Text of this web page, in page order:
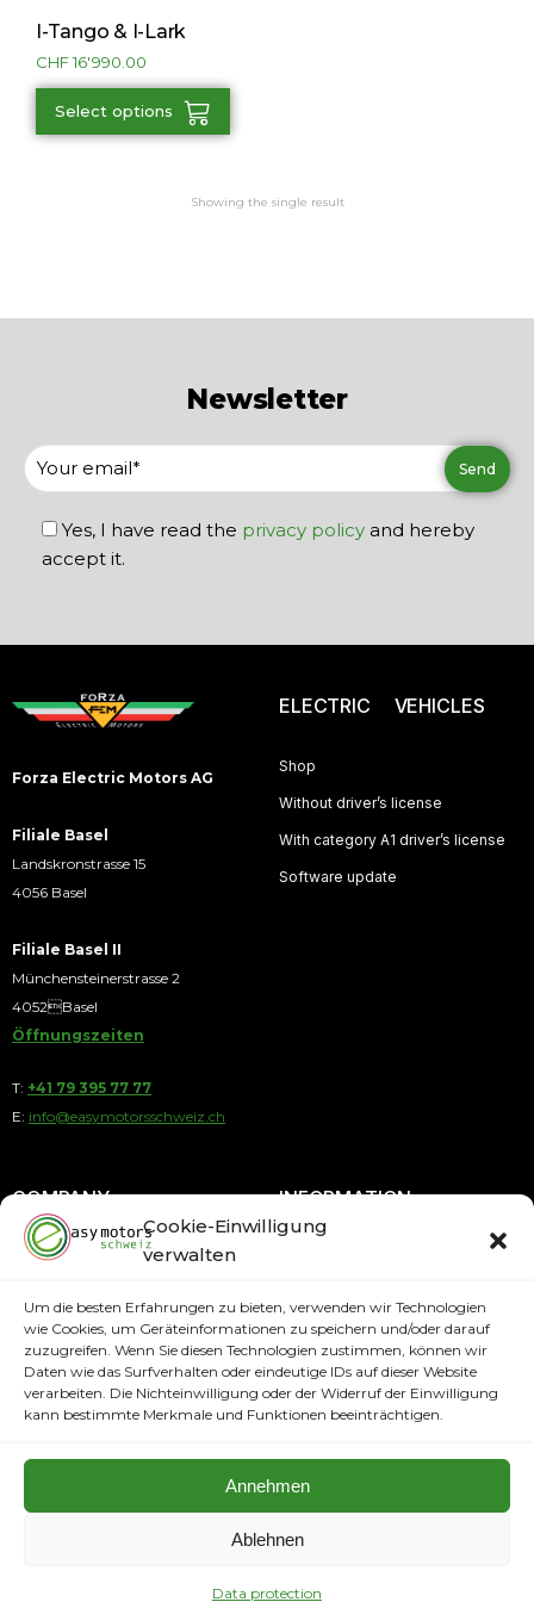
Cookie-Einwilligung
verwalten
Um die besten Erfahrungen zu bieten, verwenden wir Technologien
wie Cookies, um Geräteinformationen zu speichern und/oder darauf
zuzugreifen. Wenn Sie diesen Technologien zustimmen, können wir
Daten wie das Surfverhalten oder eindeutige IDs auf dieser Website
verarbeiten. Die Nichteinwilligung oder der Widerruf der Einwilligung
kann bestimmte Merkmale und Funktionen beeinträchtigen.
Annehmen
Ablehnen
Data protection
I-Tango & I-Lark
CHF16'990.00
Select options
Showing the single result
Newsletter
Yes, I have read the privacy policy and hereby
accept it.
Forza Electric Motors AG
Filiale Basel
Landskronstrasse 15
4056 Basel
Filiale Basel II
Münchensteinerstrasse 2
4052Basel
Öffnungszeiten
T: +41 79 395 77 77
E: info@easymotorsschweiz.ch
ELECTRIC VEHICLES
Shop
Without driver’s license
With category A1 driver’s license
Software update
COMPANY
About us
Terms and Conditions
Imprint
INFORMATION
Shipping Information
PAYMENT METHODS
Copyright © 2024. All rights reserved easymotorsschweiz.ch